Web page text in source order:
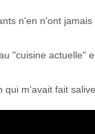
n'en n'ont jamais
"cuisine actuelle"
m'avait fait